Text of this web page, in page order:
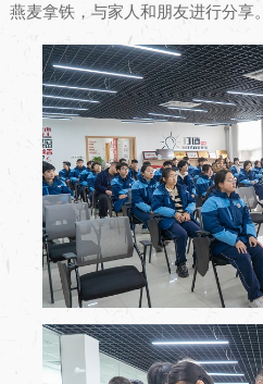
燕麦拿铁，与家人和朋友进行分享。